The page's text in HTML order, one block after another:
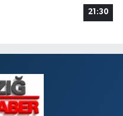
21:30